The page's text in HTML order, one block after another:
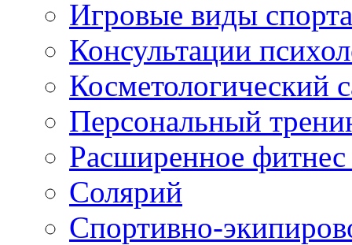
Игровые виды спорта
Консультации
Косметологический
Персональный
Расширенное фитнес
Солярий
Спортивно-